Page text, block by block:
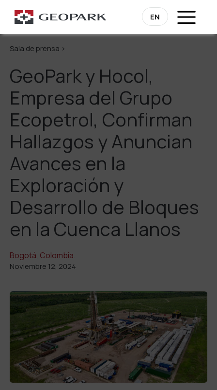
EN
Regresa
Sala de prensa >
GeoPark y Hocol,
Empresa del Grupo
Ecopetrol, Confirman
Hallazgos y Anuncian
Avances en la
Exploración y
Desarrollo de Bloques
en la Cuenca Llanos
Bogotá, Colombia.
Noviembre 12, 2024